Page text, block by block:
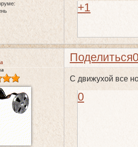
+1
Поделиться
С движухой все
0